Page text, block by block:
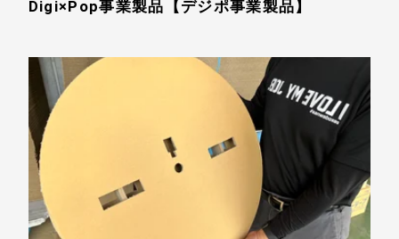
Digi×Pop事業製品【デジポ事業製品】